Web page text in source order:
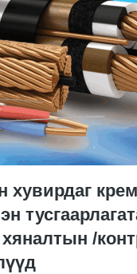
хувирдаг
/